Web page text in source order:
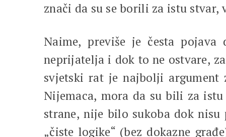
znači da su se borili za istu
Naime, previše je česta
neprijatelja i dok to ne ostvare,
svjetski rat je najbolji argument
Nijemaca, mora da su bili za
strane, nije bilo sukoba dok
„čiste logike“ (bez dokazne